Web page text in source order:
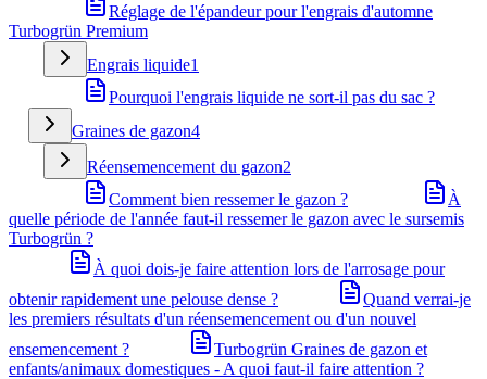
Réglage de l'épandeur pour l'engrais d'automne
Turbogrün Premium
Engrais liquide1
Pourquoi l'engrais liquide ne sort-il pas du sac ?
Graines de gazon4
Réensemencement du gazon2
Comment bien ressemer le gazon ?
À
quelle période de l'année faut-il ressemer le gazon avec le sursemis
Turbogrün ?
À quoi dois-je faire attention lors de l'arrosage pour
obtenir rapidement une pelouse dense ?
Quand verrai-je
les premiers résultats d'un réensemencement ou d'un nouvel
ensemencement ?
Turbogrün Graines de gazon et
enfants/animaux domestiques - A quoi faut-il faire attention ?